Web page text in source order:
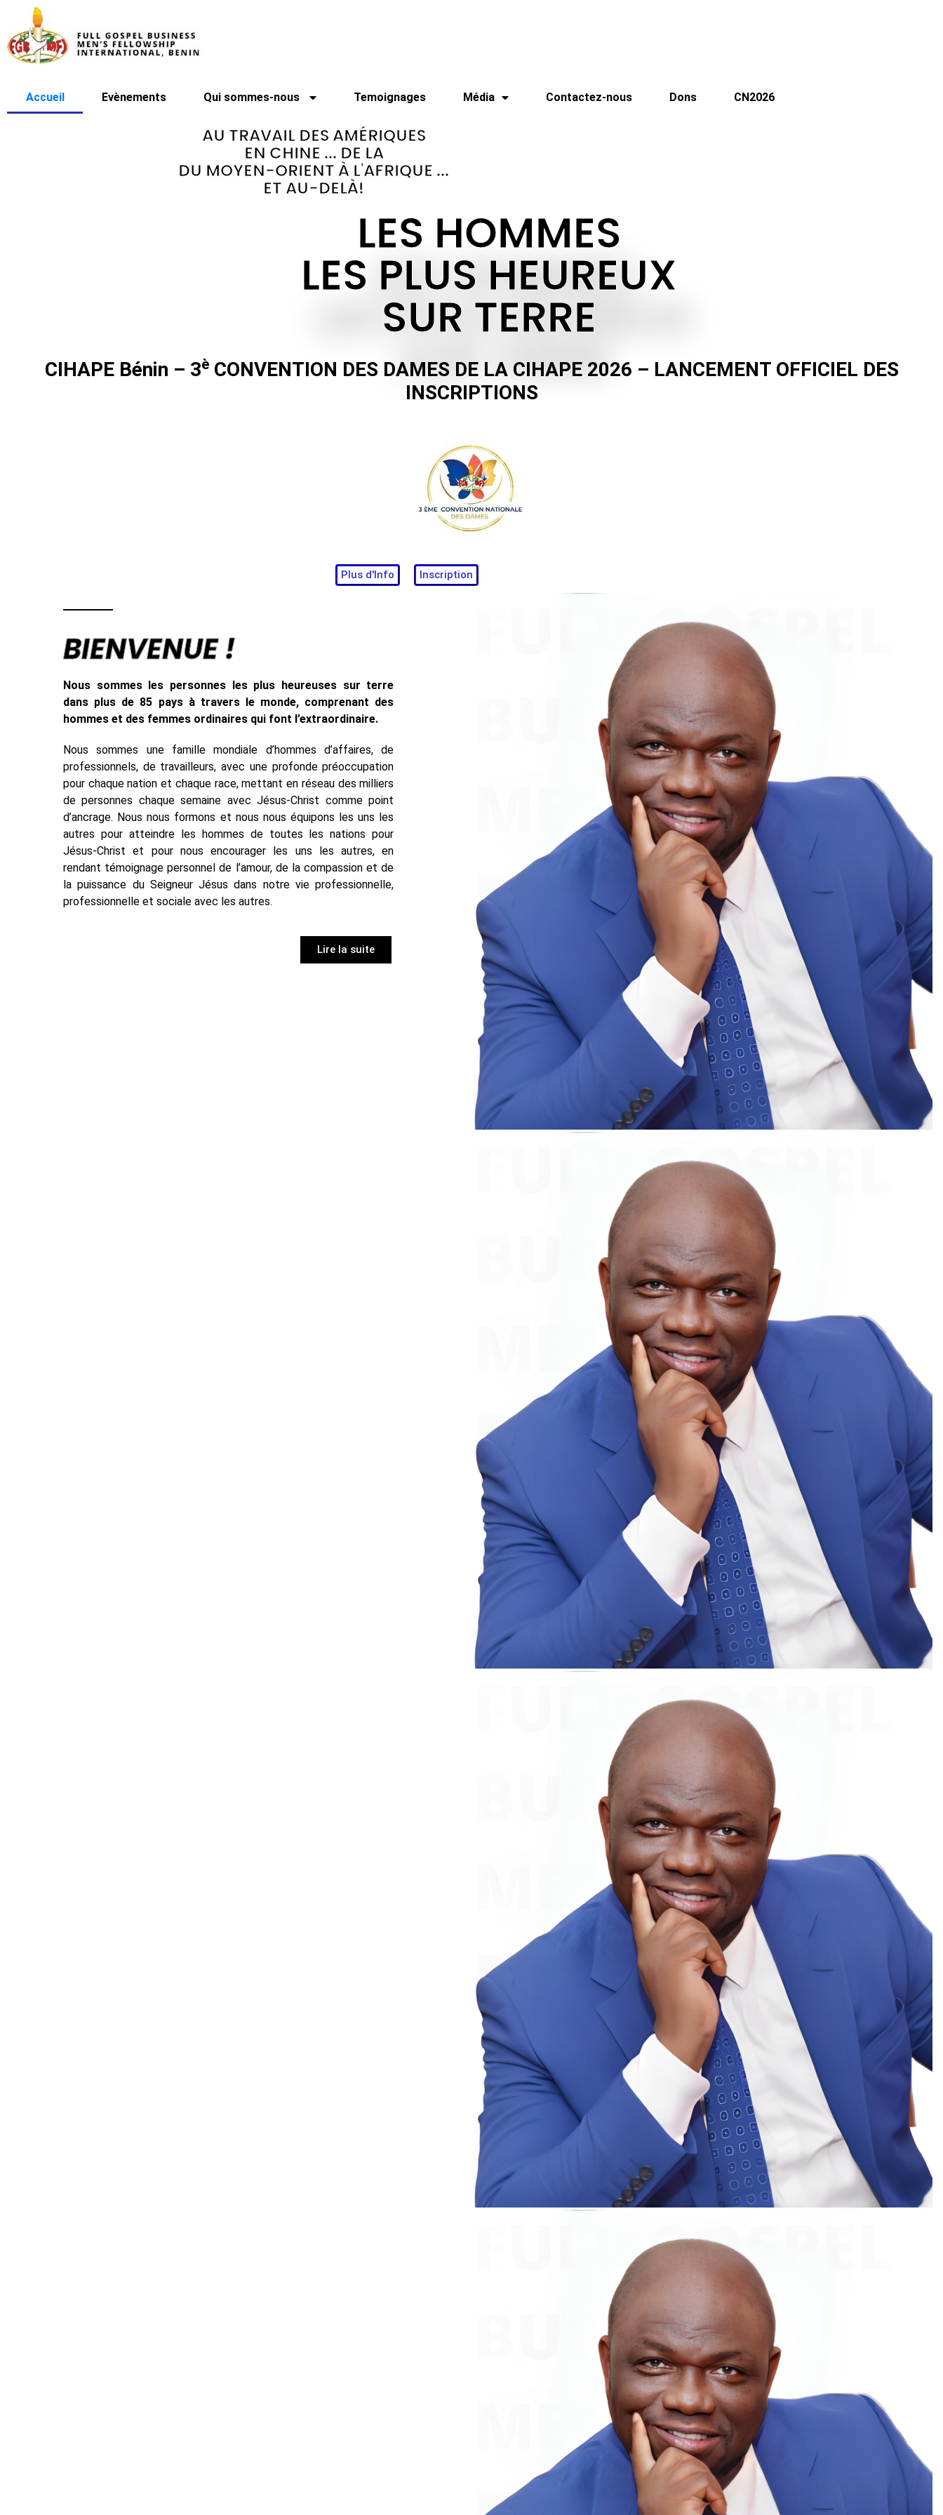
Accueil Evènements Qui sommes-nous Temoignages Média Contactez-nous Dons CN2026
AU TRAVAIL DES AMÉRIQUES
EN CHINE ... DE LA
DU MOYEN-ORIENT À L'AFRIQUE ...
ET AU-DELÀ!
LES HOMMES
LES PLUS HEUREUX
SUR TERRE
CIHAPE Bénin – 3èCONVENTION DES DAMES DE LA CIHAPE 2026 – LANCEMENT OFFICIEL DES
INSCRIPTIONS
Plus d'Info Inscription
BIENVENUE !
Nous sommes les personnes les plus heureuses sur terre
dans plus de 85 pays à travers le monde, comprenant des
hommes et des femmes ordinaires qui font l’extraordinaire.
Nous sommes une famille mondiale d’hommes d’affaires, de
professionnels, de travailleurs, avec une profonde préoccupation
pour chaque nation et chaque race, mettant en réseau des milliers
de personnes chaque semaine avec Jésus-Christ comme point
d’ancrage. Nous nous formons et nous nous équipons les uns les
autres pour atteindre les hommes de toutes les nations pour
Jésus-Christ et pour nous encourager les uns les autres, en
rendant témoignage personnel de l’amour, de la compassion et de
la puissance du Seigneur Jésus dans notre vie professionnelle,
professionnelle et sociale avec les autres.
Lire la suite